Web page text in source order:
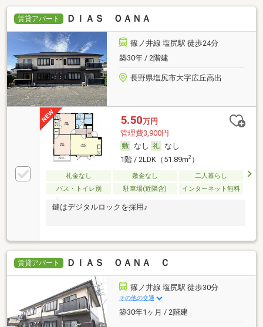
賃貸アパート ＤＩＡＳ ＯＡＮＡ
篠ノ井線 塩尻駅 徒歩24分
築30年 / 2階建
長野県塩尻市大字広丘高出
5.50万円
管理費3,900円
なし
なし
1階 / 2LDK（51.89m2）
礼金なし 敷金なし
二人暮らし
バス・トイレ別
駐車場(近隣含) インターネット無料
鍵はデジタルロックを採用♪
賃貸アパート ＤＩＡＳ ＯＡＮＡ Ｃ
篠ノ井線 塩尻駅 徒歩30分
その他の交通
築30年1ヶ月 / 2階建